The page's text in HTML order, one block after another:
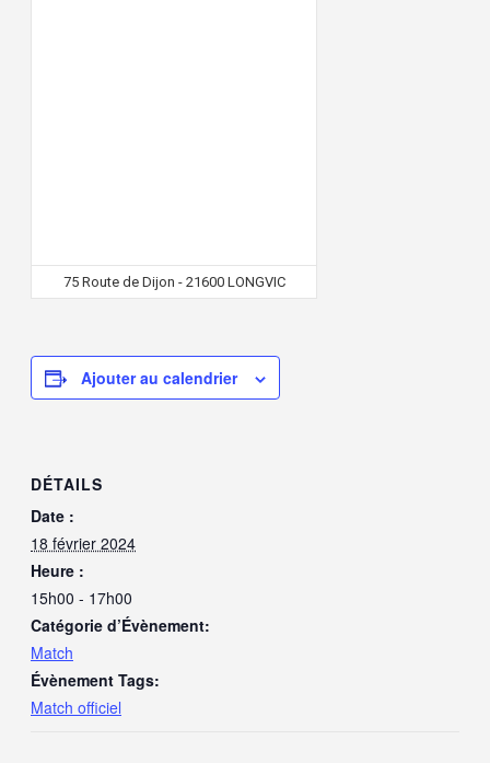
75 Route de Dijon - 21600 LONGVIC
Ajouter au calendrier
DÉTAILS
Date :
18 février 2024
Heure :
15h00 - 17h00
Catégorie d’Évènement:
Match
Évènement Tags:
Match officiel